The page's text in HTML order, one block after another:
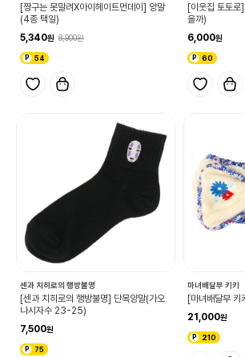
[짱구는 못말려X아이헤이트먼데이] 양말
(4종 택일)
5,340
8,900
54
[이웃집 토토로
을까)
6,000
60
센과 치히로의 행방불명
[센과 치히로의 행방불명] 단목양말(가오
나시자수 23-25)
7,500
75
마녀배달부 키키
[마녀배달부 키
21,000
210